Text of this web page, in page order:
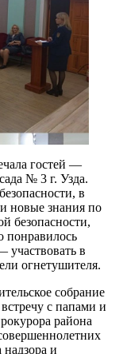
гостей —
№ 3 г. Узда.
в
новые знания по
безопасности,
понравилось
в
огнетушителя.
собрание
с папами и
района
и